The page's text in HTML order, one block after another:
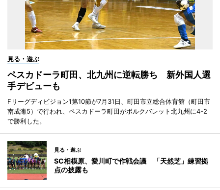
見る・遊ぶ
ペスカドーラ町田、北九州に逆転勝ち 新外国人選
手デビューも
Fリーグディビジョン1第10節が7月31日、町田市立総合体育館（町田市
南成瀬5）で行われ、ペスカドーラ町田がボルクバレット北九州に4-2
で勝利した。
見る・遊ぶ
SC相模原、愛川町で作戦会議 「天然芝」練習拠
点の披露も